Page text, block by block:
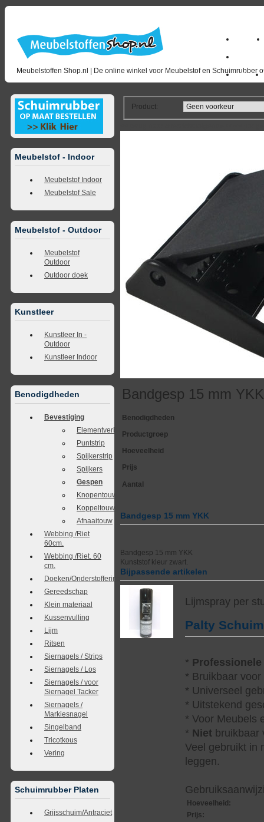
Meubelstoffen Shop.nl | De online winkel voor Meubelstof en Schuimrubber
Home
Outlet
Meubelstof - Indoor
Meubelstof Indoor
Meubelstof Sale
Meubelstof - Outdoor
Meubelstof
Outdoor
Outdoor doek
Kunstleer
Kunstleer In -
Outdoor
Kunstleer Indoor
Benodigdheden
Bevestiging
Elementverbinders
Puntstrip
Spijkerstrip
Spijkers
Gespen
Knopentouw
Koppeltouw
Afnaaitouw
Webbing /Riet
60cm.
Webbing /Riet. 60
cm.
Doeken/Onderstoffering
Gereedschap
Klein materiaal
Kussenvulling
Lijm
Ritsen
Siernagels / Strips
Siernagels / Los
Siernagels / voor
Siernagel Tacker
Siernagels /
Markiesnagel
Singelband
Tricotkous
Vering
Schuimrubber Platen
Grijsschuim/Antraciet
Product:
Bandgesp 15 mm YKK
Benodigdheden
Productgroep
Hoeveelheid
Prijs
Aantal
Bandgesp 15 mm YKK
Bandgesp 15 mm YKK
Kunststof kleur zwart.
Bijpassende artikelen
Lijmspray per
Palty
* Professionele
* Bruikbaar
* Universeel
* Uitstekend
* Voor Meubels
* Niet bruikbaar
Veel gebruikt in
leggen.
Hoeveelheid :
Prijs: